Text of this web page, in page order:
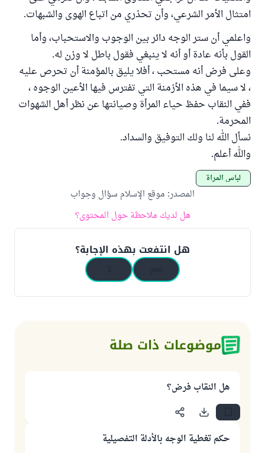
امتثال الأمر الشرعي، وأن تحذري من اتباع الهوى والشبهات.
واعلمي أن ستر الوجه دائر بين الوجوب والاستحباب، وأما
القول بأنه عادة أو أنه لا ينبغي فقول باطل لا وزن له.
وعلى فرض أنه مستحب ، أفلا يليق بالمؤمنة أن تحرص عليه
، لا سيما في هذه الأزمنة التي تفترس فيها الأعين الوجوه ،
ففي النقاب حفظ حياء المرأة وصيانتها عن نظر أهل الشهوات
المحرمة.
نسأل الله لنا ولك التوفيق والسداد.
والله أعلم.
لباس المرأة
المصدر: موقع الإسلام سؤال وجواب
هل لديك ملاحظة حول المحتوى؟
هل انتفعت بهذه الإجابة؟
موضوعات ذات صلة
هل النقاب فرض؟
حكم تغطية الوجه بالأدلة التفصيلية